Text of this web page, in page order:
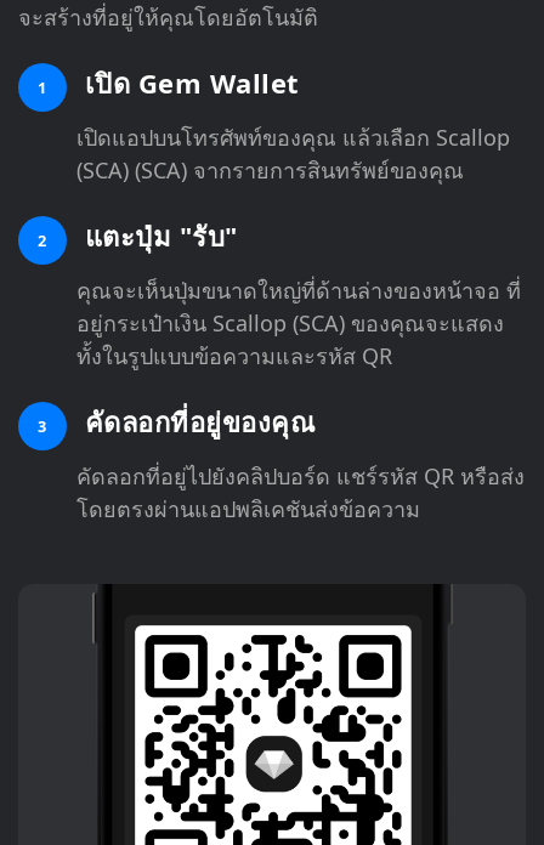
จะสร้างที่อยู่ให้คุณโดยอัตโนมัติ
1 เปิด Gem Wallet
เปิดแอปบนโทรศัพท์ของคุณ แล้วเลือก Scallop
(SCA) (SCA) จากรายการสินทรัพย์ของคุณ
2 แตะปุ่ม "รับ"
คุณจะเห็นปุ่มขนาดใหญ่ที่ด้านล่างของหน้าจอ ที่
อยู่กระเป๋าเงิน Scallop (SCA) ของคุณจะแสดง
ทั้งในรูปแบบข้อความและรหัส QR
3 คัดลอกที่อยู่ของคุณ
คัดลอกที่อยู่ไปยังคลิปบอร์ด แชร์รหัส QR หรือส่ง
โดยตรงผ่านแอปพลิเคชันส่งข้อความ